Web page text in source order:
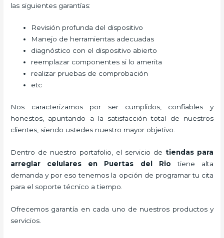
las siguientes garantías:
Revisión profunda del dispositivo
Manejo de herramientas adecuadas
diagnóstico con el dispositivo abierto
reemplazar componentes si lo amerita
realizar pruebas de comprobación
etc
Nos caracterizamos por ser cumplidos, confiables y
honestos, apuntando a la satisfacción total de nuestros
clientes, siendo ustedes nuestro mayor objetivo.
Dentro de nuestro portafolio, el servicio de tiendas para
arreglar celulares en Puertas del Rio tiene alta
demanda y por eso tenemos la opción de programar tu cita
para el soporte técnico a tiempo.
Ofrecemos garantía en cada uno de nuestros productos y
servicios.